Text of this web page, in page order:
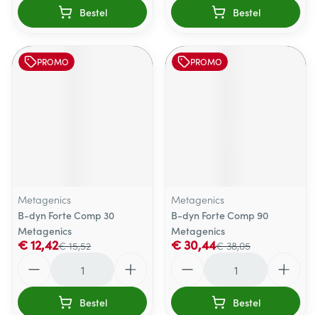
Bestel Bestel
PROMO
Metagenics
B-dyn Forte Comp 30
Metagenics
€ 15,52
€ 12,42
Bestel
PROMO
Metagenics
B-dyn Forte Comp 90
Metagenics
€ 38,05
€ 30,44
Bestel